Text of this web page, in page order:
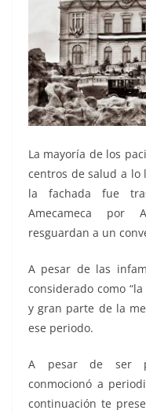
La mayoría de los
centros de salud a lo
la fachada fue
Amecameca por
resguardan a un
A pesar de las
considerado como
y gran parte de la
ese periodo.
A pesar de ser
conmocionó a
continuación te